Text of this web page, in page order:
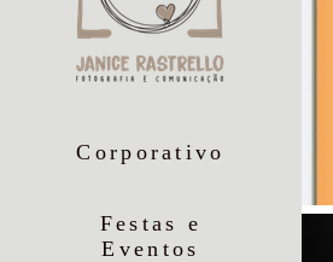
Corporativo
Festas e
Eventos